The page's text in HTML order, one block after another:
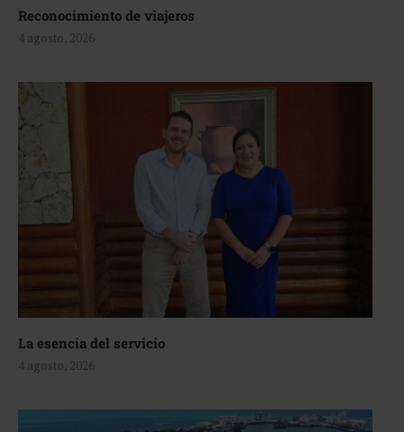
Reconocimiento de viajeros
4 agosto, 2026
La esencia del servicio
4 agosto, 2026